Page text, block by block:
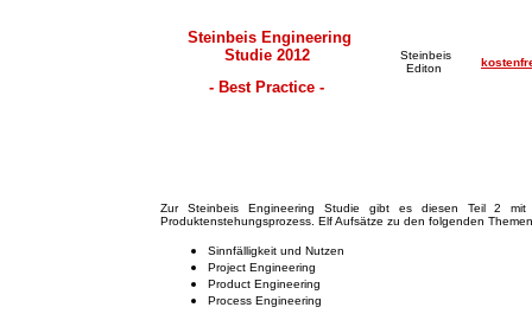
Steinbeis Engineering
Studie 2012
- Best Practice -
Steinbeis
Editon
Zur Steinbeis Engineering Studie gibt es diesen Teil 2 mit
Produktenstehungsprozess. Elf Aufsätze zu den folgenden
Sinnfälligkeit und Nutzen
Project Engineering
Product Engineering
Process Engineering